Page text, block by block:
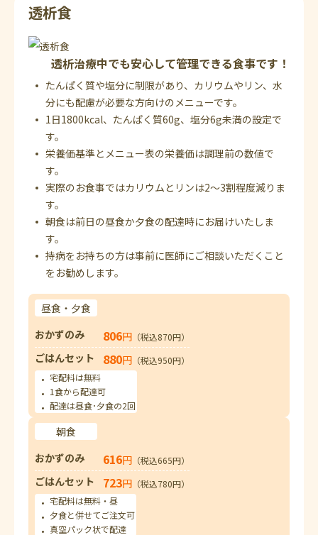
透析食
透析治療中でも安心して管理できる食事です！
たんぱく質や塩分に制限があり、カリウムやリン、水
分にも配慮が必要な方向けのメニューです。
1日1800kcal、たんぱく質60g、塩分6g未満の設定で
す。
栄養価基準とメニュー表の栄養価は調理前の数値で
す。
実際のお食事ではカリウムとリンは2～3割程度減りま
す。
朝食は前日の昼食か夕食の配達時にお届けいたしま
す。
持病をお持ちの方は事前に医師にご相談いただくこと
をお勧めします。
昼食・夕食
おかずのみ
806円 （税込870円）
ごはんセット 880円 （税込950円）
宅配料は無料
1食から配達可
配達は昼食･夕食の2回
朝食
おかずのみ
616円 （税込665円）
ごはんセット 723円 （税込780円）
宅配料は無料・昼
夕食と併せてご注文可
真空パック状で配達